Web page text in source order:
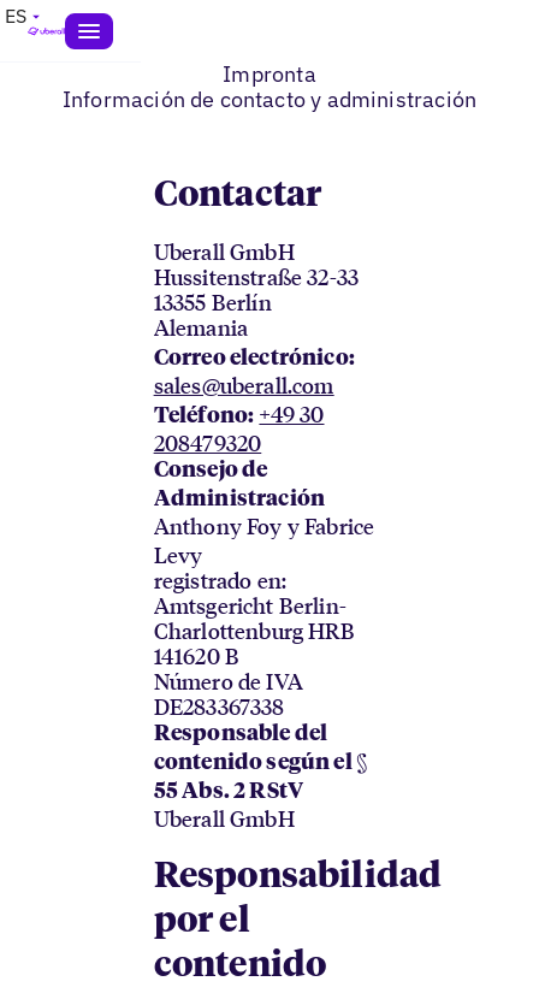
ES
Impronta
Información de contacto y administración
Contactar
Uberall GmbH
Hussitenstraße 32-33
13355 Berlín
Alemania
Correo electrónico:
sales@uberall.com
Teléfono: +49 30
208479320
Consejo de
Administración
Anthony Foy y Fabrice
Levy
registrado en:
Amtsgericht Berlin-
Charlottenburg HRB
141620 B
Número de IVA
DE283367338
Responsable del
contenido según el §
55 Abs. 2 RStV
Uberall GmbH
Responsabilidad
por el
contenido